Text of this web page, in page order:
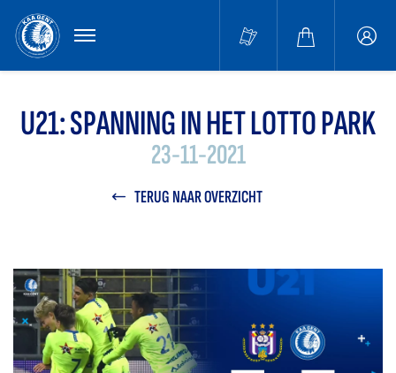
MENU
U21: SPANNING IN HET LOTTO PARK
23-11-2021
TERUG NAAR OVERZICHT